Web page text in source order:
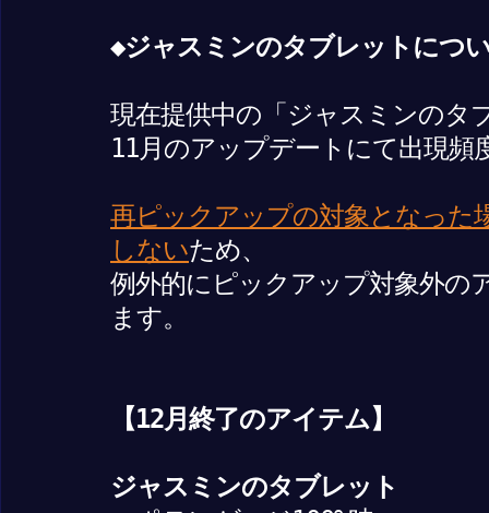
◆ジャスミンのタブレットにつ
現在提供中の「ジャスミンのタ
11月のアップデートにて出現頻
再ピックアップの対象となった
しないため、
例外的にピックアップ対象外の
ます。
【12月終了のアイテム】
ジャスミンのタブレット